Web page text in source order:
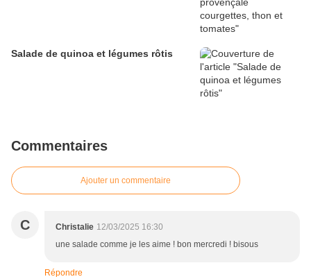
Salade de quinoa et légumes rôtis
Commentaires
Ajouter un commentaire
C Christalie 12/03/2025 16:30
une salade comme je les aime ! bon mercredi ! bisous
Répondre